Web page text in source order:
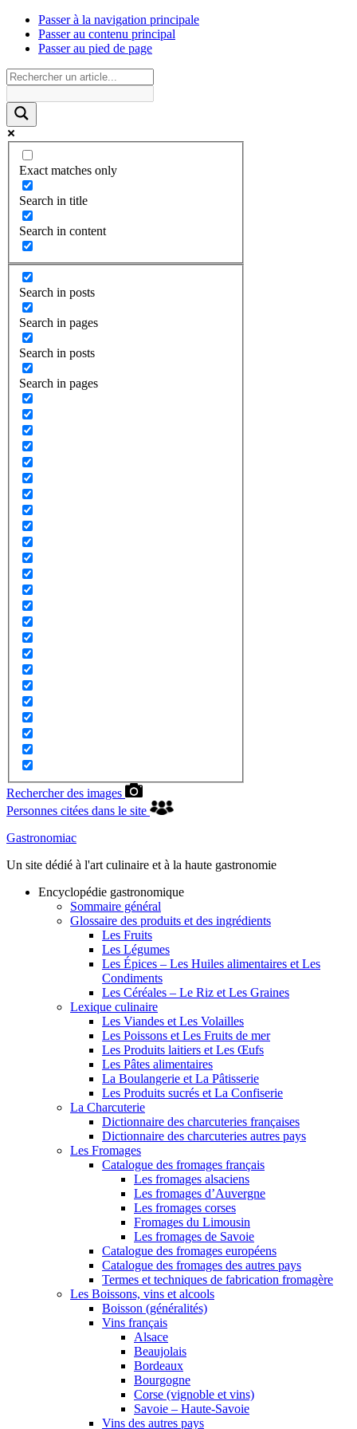
Passer à la navigation principale
Passer au contenu principal
Passer au pied de page
Exact matches only
Search in title
Search in content
Search in posts
Search in pages
Search in posts
Search in pages
Rechercher des images
Personnes citées dans le site
Gastronomiac
Un site dédié à l'art culinaire et à la haute gastronomie
Encyclopédie gastronomique
Sommaire général
Glossaire des produits et des ingrédients
Les Fruits
Les Légumes
Les Épices – Les Huiles alimentaires et Les
Condiments
Les Céréales – Le Riz et Les Graines
Lexique culinaire
Les Viandes et Les Volailles
Les Poissons et Les Fruits de mer
Les Produits laitiers et Les Œufs
Les Pâtes alimentaires
La Boulangerie et La Pâtisserie
Les Produits sucrés et La Confiserie
La Charcuterie
Dictionnaire des charcuteries françaises
Dictionnaire des charcuteries autres pays
Les Fromages
Catalogue des fromages français
Les fromages alsaciens
Les fromages d’Auvergne
Les fromages corses
Fromages du Limousin
Les fromages de Savoie
Catalogue des fromages européens
Catalogue des fromages des autres pays
Termes et techniques de fabrication fromagère
Les Boissons, vins et alcools
Boisson (généralités)
Vins français
Alsace
Beaujolais
Bordeaux
Bourgogne
Corse (vignoble et vins)
Savoie – Haute-Savoie
Vins des autres pays